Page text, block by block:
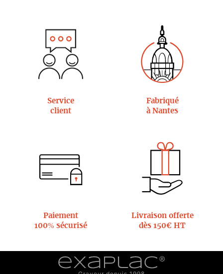
Service
client
Fabriqué
à Nantes
Paiement
100% sécurisé
Livraison offerte
dès 150€ HT